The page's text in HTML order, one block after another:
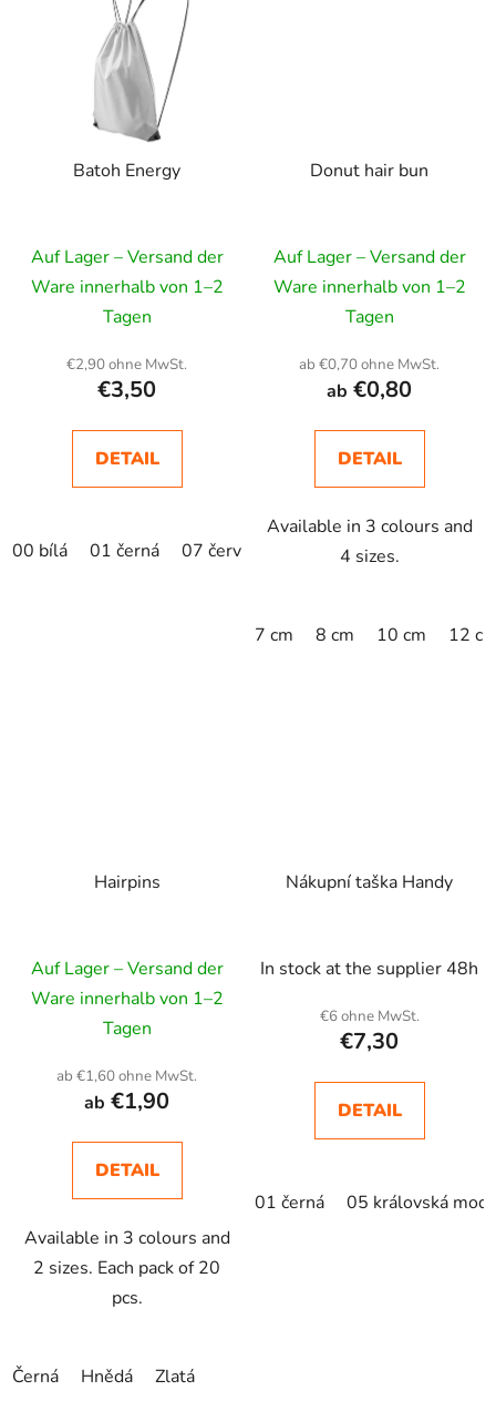
Batoh Energy
Auf Lager – Versand der
Ware innerhalb von 1–2
Tagen
€2,90 ohne MwSt.
€3,50
DETAIL
00 bílá 01 černá 07 červená azurově modrá
Donut hair bun
Auf Lager – Versand der
Ware innerhalb von 1–2
Tagen
ab €0,70 ohne MwSt.
ab €0,80
DETAIL
Available in 3 colours and
4 sizes.
7 cm 8 cm 10 cm 12
Hairpins
Auf Lager – Versand der
Ware innerhalb von 1–2
Tagen
ab €1,60 ohne MwSt.
ab €1,90
DETAIL
Available in 3 colours and
2 sizes. Each pack of 20
pcs.
Černá Hnědá Zlatá
Nákupní taška Handy
In stock at the supplier 48h
€6 ohne MwSt.
€7,30
DETAIL
01 černá 05 královská